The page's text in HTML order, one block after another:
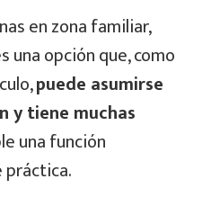
en zona familiar,
una opción que, como
puede asumirse
y tiene muchas
una función
práctica.